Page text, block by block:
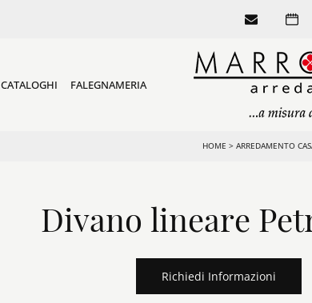
CATALOGHI FALEGNAMERIA
HOME > ARREDAMENTO
Divano lineare
Richiedi Informazioni